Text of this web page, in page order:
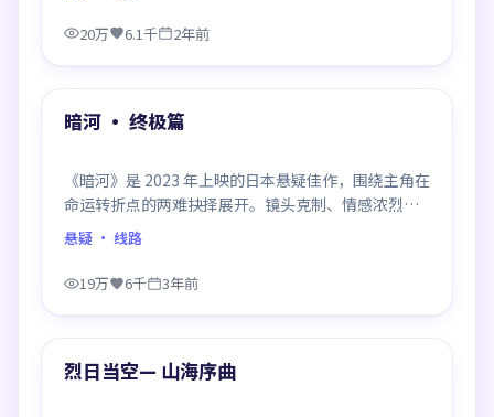
20万 6.1千 2年前
精选
暗河 · 终极篇
《暗河》是 2023 年上映的日本悬疑佳作，围绕主角在
命运转折点的两难抉择展开。镜头克制、情感浓烈，
伏笔层层铺陈，结尾出人意料，是同类题材中口碑回
潮的一部。
悬疑 · 线路
19万 6千 3年前
精选
烈日当空— 山海序曲